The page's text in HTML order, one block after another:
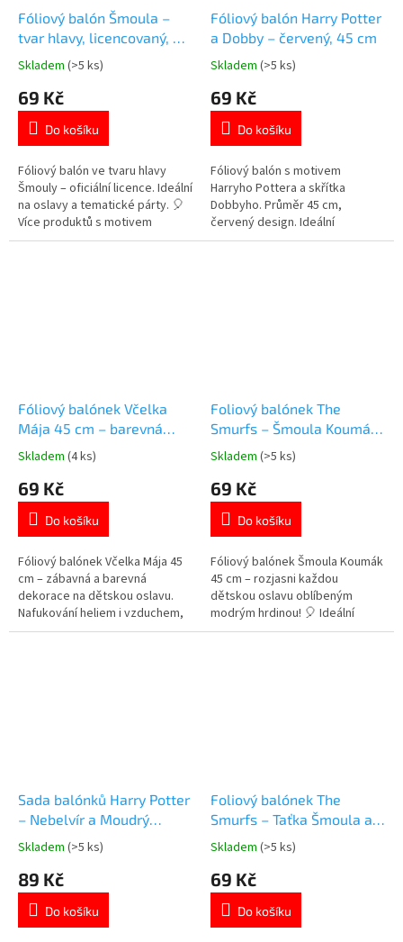
Fóliový balón Šmoula –
tvar hlavy, licencovaný, 35
cm
Průměrné
produktu
5,0
5
hvězdiček.
Skladem (>5 ks)
69 Kč
Do košíku
Fóliový balón ve tvaru hlavy
Šmouly – oficiální licence. Ideální
na oslavy a tematické párty. 🎈
Více produktů s motivem
Šmoulů 👉 zde.
Fóliový balón Harry Potter
a Dobby – červený, 45 cm
Průměrné
produktu
5,0
5
hvězdiček.
Skladem (>5 ks)
69 Kč
Do košíku
Fóliový balón s motivem
Harryho Pottera a skřítka
Dobbyho. Průměr 45 cm,
červený design. Ideální
dekorace na oslavy fanoušků
Fóliový balónek Včelka
Mája 45 cm – barevná
dekorace na dětskou
Průměrné
produktu
5,0
5
hvězdiček.
Skladem (4 ks)
69 Kč
Do košíku
Fóliový balónek Včelka Mája 45
cm – zábavná a barevná
dekorace na dětskou oslavu.
Nafukování heliem i vzduchem,
veselý červený design.
Foliový balónek The
Smurfs – Šmoula Koumák |
45 cm
Průměrné
produktu
5,0
5
hvězdiček.
Skladem (>5 ks)
69 Kč
Do košíku
Fóliový balónek Šmoula Koumák
45 cm – rozjasni každou
dětskou oslavu oblíbeným
modrým hrdinou! 🎈 Ideální
dekorace pro narozeninové
Sada balónků Harry Potter
– Nebelvír a Moudrý
klobouk - 10 ks
Průměrné
produktu
5,0
Skladem (>5 ks)
89 Kč
Do košíku
Foliový balónek The
Smurfs – Taťka Šmoula a
Šmoulinka | 45 cm
Průměrné
produktu
5,0
Skladem (>5 ks)
69 Kč
Do košíku